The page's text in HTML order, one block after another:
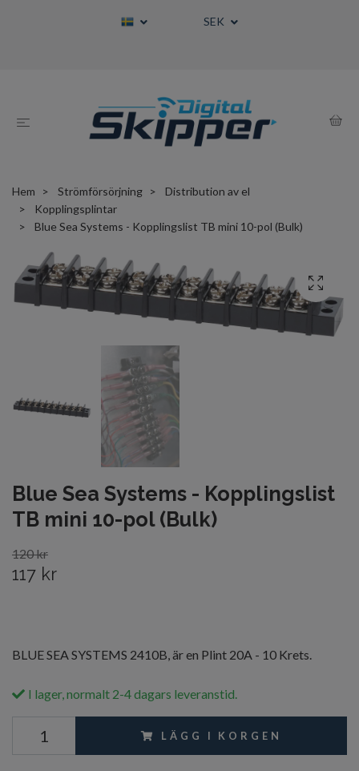
SEK
Hem Strömförsörjning
Distribution av el
Kopplingsplintar
Blue Sea Systems - Kopplingslist TB mini 10-pol (Bulk)
Blue Sea Systems - Kopplingslist
TB mini 10-pol (Bulk)
120 kr
117 kr
BLUE SEA SYSTEMS 2410B, är en Plint 20A - 10 Krets.
I lager, normalt 2-4 dagars leveranstid.
LÄGG I KORGEN